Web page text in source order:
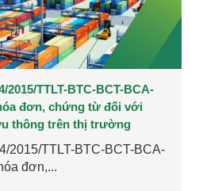
TTLT-BTC-BCT-BCA-
đơn, chứng từ đối với
thông trên thị trường
2015/TTLT-BTC-BCT-BCA-
đơn,...